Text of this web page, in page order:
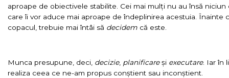
aproape de obiectivele stabilite. Cei mai mulți nu au însă
care îi vor aduce mai aproape de îndeplinirea acestuia. Înainte
copacul, trebuie mai întâi să decidem că este.
Munca presupune, deci, decizie, planificareși executare. Iar în
realiza ceea ce ne-am propus conștient sau inconștient.